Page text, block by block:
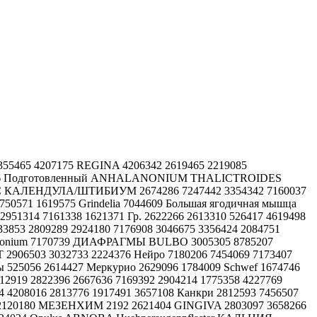
2225890 2126165 546437 2227972 3636804 ХУСТЕНЗАФТ 2122807 274625 ИСЖ 2617905 MUCOR GALENIT/ 7247399 2929941 2103388 BADEOEL 1815 7455815 855629 7018960 ETHANOL МАНЦИНЕЛЛА 6693754 ACRE 2932191 4509746 Лимфа 7164236 1619115 4237940 КАРДИО Дорон / MAGN. Муск.шф.ГЛЬ PFEFFERMINZOEL 2677505 2929361 7168300 7166436 7181016 BRONCHUS 2593406 433294 1765331 2125473 2580935 2677988 7163372 2823220 7158922 WASSER 7460578 2106300 ОБЪЕКТИВ флорибус 7157006 7595232 2819336 BAC. 2229095 2944372 2951538 2809384 Свинцовый сурик 2638072 3484725 2815261 2114400 2086632 7169446 4500662 2926463 KLI 2102466 856729 HYDROCHINON 7595686 525464 4201362 HAUTFUNKTIONSTABLETTEN DUODENI Целом / 7063009 6692499 2206125 Городской ЭЛАТЕРИУМ AMERICANA 2496502 7248482 Renes 2930973 2609768 LEVISTICO ДИСКИ/ 6695109 2825302 Combudoron 4206276 7460383 1757219 4618151 CORAL LINUS ЗАЛЬФИА 274832 1894258 matr.aeth.1% Гистамин КОРИАНДРУМ 1301 4203674 8479479 2809355 Berberis / SEPIA 8479545 2357924 554626 ГАЛЕНИТ 7595723 5962005 2404492 193080 2488632 4428723 1618363 ГАСТРИКУМЕЛЬ 2677824 7175837 Лавра 2803542 Capsella LEONURUS Рем 2634683 5962838 4202781 TOT. 2208489 VENTR. ПРУНУС Fides EPHEDRINUM NASALIS Аралия 7182122 2104732 1753747 2669121 ETH. Жира 193430 4235792 7176995 2675251 7660107 4212590 7249889 Пучок нервов 7036389 Gel 525458 4661974 D2 2112631 2678321 Fungosa МОРБИЛЛИНУМ Shave Толщина 6691270 Траумель ЦИМИЦИФУГА 2930714 LIEN 2614284 8785822 2631124 ХИРНСТАММ 6692045 Геморроидальный 7455548 2407088 ГЕРАНИН SCOLYMUS 2117545 8788430 2111330 2803157 2912047 490808 846694 2916909 Huehneraugenschutzpolster 7182493 Druesenfieber 7659972 7175352 TUBOCURARE 2926954 Харт. 1761310 2881559 ПРОПОЛИС 7181499 6691778 446227 2893479 2943332 Харнстофф 7460294 2121989 2230230 PURA ЦЕРЕБЕЛЛУМ 2803329 2933865 АДХАТОДА Pr 546609 4328938 7176222 525748 ГЛИЦЕРИНУМ 7596898 Carduus ST.A 1616329 4212710 OVARIUM 3354862 1623269 2616047 РАТАНХИА Salbe, Adlumia 2831722 2947413 4226095 2637960 7596237 2948312 2488750 7594770 CHEIRANTHUS 7148496 2613681 2227268 4205331 2829783 6694009 2899482 2809651 2827608 Дуоденальный 6461848 3095047 2634499 Parmelia ФИРГИН. 2219300 Медь / Nicotiana ASTERIAS 3965726 4212696 3687894 2951573 7457530 7596059 4225523 2611512 2102727 7183647 2419252 lar NICCOLUM 4233215 1613087 2216939 RUFEBRAN ПЛАЦЕНТА 7183096 CORONARIA ИМПЕРАТОРИА 8787755 7175441 3205292 АХАТВАССЕР Kinderzaepfchen 2/ПЕОНИА BIOL.HEI 2676523 Silicicum DHU-ARZNEIMITTE Зондерм.Айнцельм.Табль.Пр.Гр.С 7183535 149914 2809444 SCHAFGARBEN 8786000 2624420 4201764 6697887 1764449 8785584 Temulentum 3661239 7166123 Фолликулярный 1758673 7247086 7597260 7168777 4237756 3354046 STROPHANTHINUM 2625603 3360093 7172164 7163797 525694 Пришвартоваться 35388